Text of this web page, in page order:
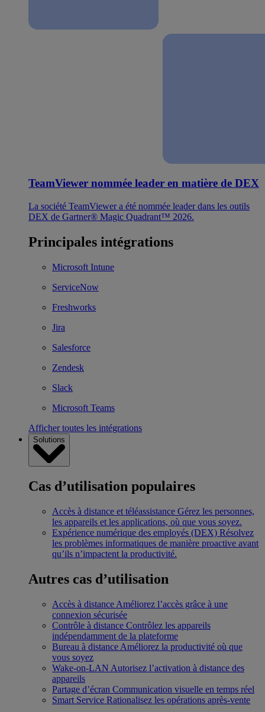
TeamViewer nommée leader en matière de DEX
La société TeamViewer a été nommée leader dans les outils
DEX de Gartner® Magic Quadrant™ 2026.
Principales intégrations
Microsoft Intune
ServiceNow
Freshworks
Jira
Salesforce
Zendesk
Slack
Microsoft Teams
Afficher toutes les intégrations
Solutions
Cas d’utilisation populaires
Accès à distance et téléassistance Gérez les personnes,
les appareils et les applications, où que vous soyez.
Expérience numérique des employés (DEX) Résolvez
les problèmes informatiques de manière proactive avant
qu’ils n’impactent la productivité.
Autres cas d’utilisation
Accès à distance Améliorez l’accès grâce à une
connexion sécurisée
Contrôle à distance Contrôlez les appareils
indépendamment de la plateforme
Bureau à distance Améliorez la productivité où que
vous soyez
Wake-on-LAN Autorisez l’activation à distance des
appareils
Partage d’écran Communication visuelle en temps réel
Smart Service Rationalisez les opérations après-vente